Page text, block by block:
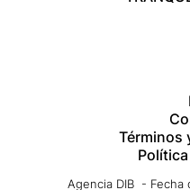
Términos
Agencia DIB - Fecha